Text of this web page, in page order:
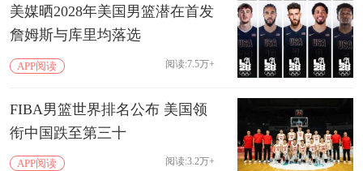
美媒晒2028年美国男篮潜在首发
詹姆斯与库里均落选
APP阅读 阅读:7.5万+
FIBA男篮世界排名公布 美国领
衔中国跌至第三十
APP阅读 阅读:3.2万+